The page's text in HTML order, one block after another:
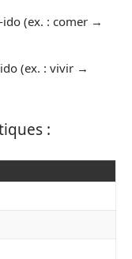
ido (ex. : comer →
(ex. : vivir →
: